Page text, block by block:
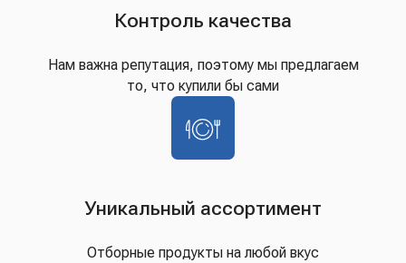
Контроль качества
Нам важна репутация, поэтому мы предлагаем
то, что купили бы сами
Уникальный ассортимент
Отборные продукты на любой вкус